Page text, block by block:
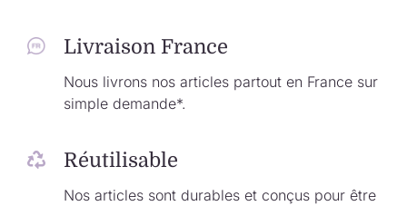
Livraison France
Nous livrons nos articles partout en France sur
simple demande*.
Réutilisable
Nos articles sont durables et conçus pour être